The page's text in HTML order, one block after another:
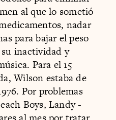
al que lo sometió
nadar
para bajar el peso
inactividad y
Para el 15
Wilson estaba de
Por problemas
Boys, Landy -